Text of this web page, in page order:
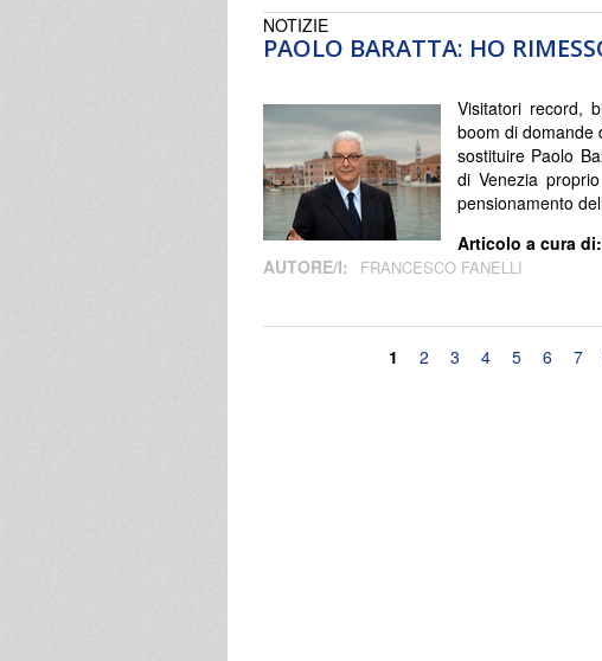
PAOLO BARATTA: HO
NOTIZIE
Visitatori record,
boom di domande
sostituire Paolo
di Venezia
pensionamento
Articolo a cura di:
AUTORE/I:
FRANCESCO FANELLI
1 2 3 4 5 6 7